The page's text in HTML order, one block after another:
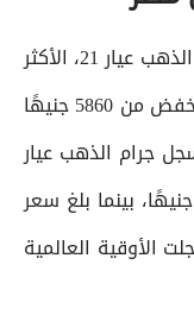
وأظهرت بيانات التقرير تراجع سعر جرام الذهب عيار 21، الأكثر
تداولًا في مصر، بنسبة 0.85%، بعدما انخفض من 5860 جنيهًا
50 جنيهًا ، وسجل جرام الذهب عيار
24 نحو 6640 جنيهًا، وعيار 18 نحو 4980 جنيهًا، بينما بلغ سعر
حين سجلت الأوقية العالمية